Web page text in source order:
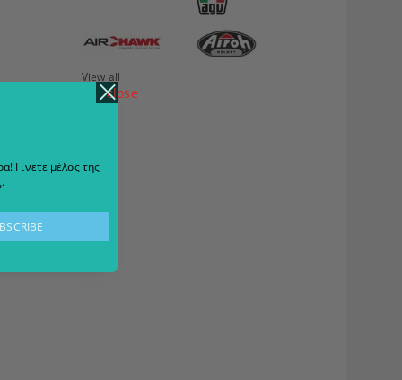
View all
Γίνετε μέλος της
close